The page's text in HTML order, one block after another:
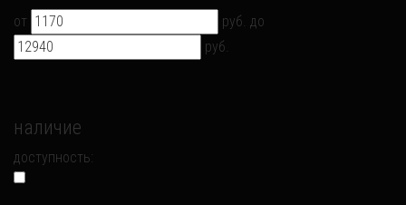
от руб. до
руб.
наличие
доступность: